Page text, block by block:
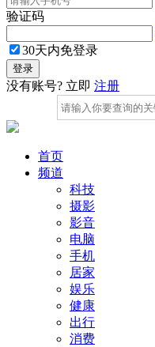
验证码
30天内免登录
没有账号? 立即 注册
首页
频道
科技
摄影
影音
电脑
手机
居家
娱乐
健康
出行
消费